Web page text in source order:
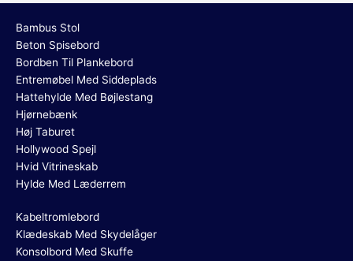
Bambus Stol
Beton Spisebord
Bordben Til Plankebord
Entremøbel Med Siddeplads
Hattehylde Med Bøjlestang
Hjørnebænk
Høj Taburet
Hollywood Spejl
Hvid Vitrineskab
Hylde Med Læderrem
Kabeltromlebord
Klædeskab Med Skydelåger
Konsolbord Med Skuffe